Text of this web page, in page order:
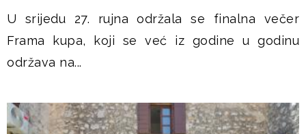
U srijedu 27. rujna održala se finalna večer
Frama kupa, koji se već iz godine u godinu
održava na...